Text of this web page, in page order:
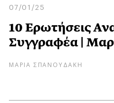
07/01/25
10 Ερωτήσεις
Συγγραφέα |
ΜΑΡΙΑ ΣΠΑΝΟΥΔΑΚΗ